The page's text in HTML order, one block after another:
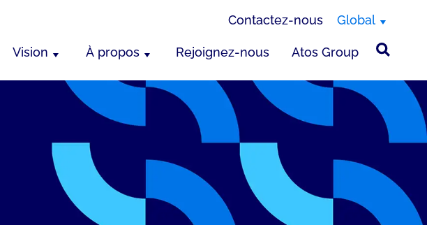
Contactez-nous Global
Vision À propos Rejoignez-nous Atos Group